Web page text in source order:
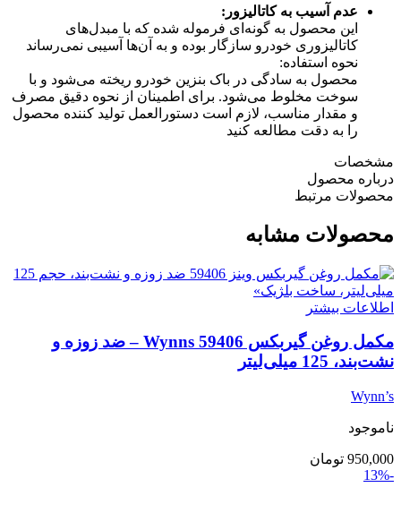
عدم آسیب به کاتالیزور:
این محصول به گونه‌ای فرموله شده که با مبدل‌های
کاتالیزوری خودرو سازگار بوده و به آن‌ها آسیبی نمی‌رساند
نحوه استفاده:
محصول به سادگی در باک بنزین خودرو ریخته می‌شود و با
سوخت مخلوط می‌شود. برای اطمینان از نحوه دقیق مصرف
و مقدار مناسب، لازم است دستورالعمل تولید کننده محصول
را به دقت مطالعه کنید
مشخصات
درباره محصول
محصولات مرتبط
محصولات مشابه
اطلاعات بیشتر
مکمل روغن گیربکس Wynns 59406 – ضد زوزه و
نشت‌بند، 125 میلی‌لیتر
Wynn’s
ناموجود
950,000 تومان
-13%